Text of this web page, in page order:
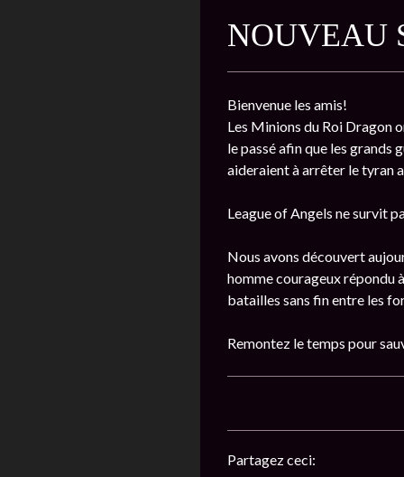
NOUVEAU
Bienvenue les amis!
Les Minions du Roi Dragon
le passé afin que les
aideraient à arrêter le tyran
League of Angels ne survit
Nous avons découvert
homme courageux répondu
batailles sans fin entre les
Remontez le temps pour
Partagez ceci: